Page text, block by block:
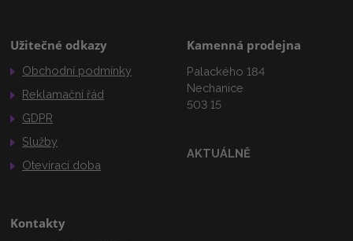
Užitečné odkazy
Obchodní podmínky
Reklamační řád
GDPR
Služby
Otevírací doba
Kamenná prodejna
Palackého 184
Nechanice
503 15
AKTUÁLNĚ
Kontakty